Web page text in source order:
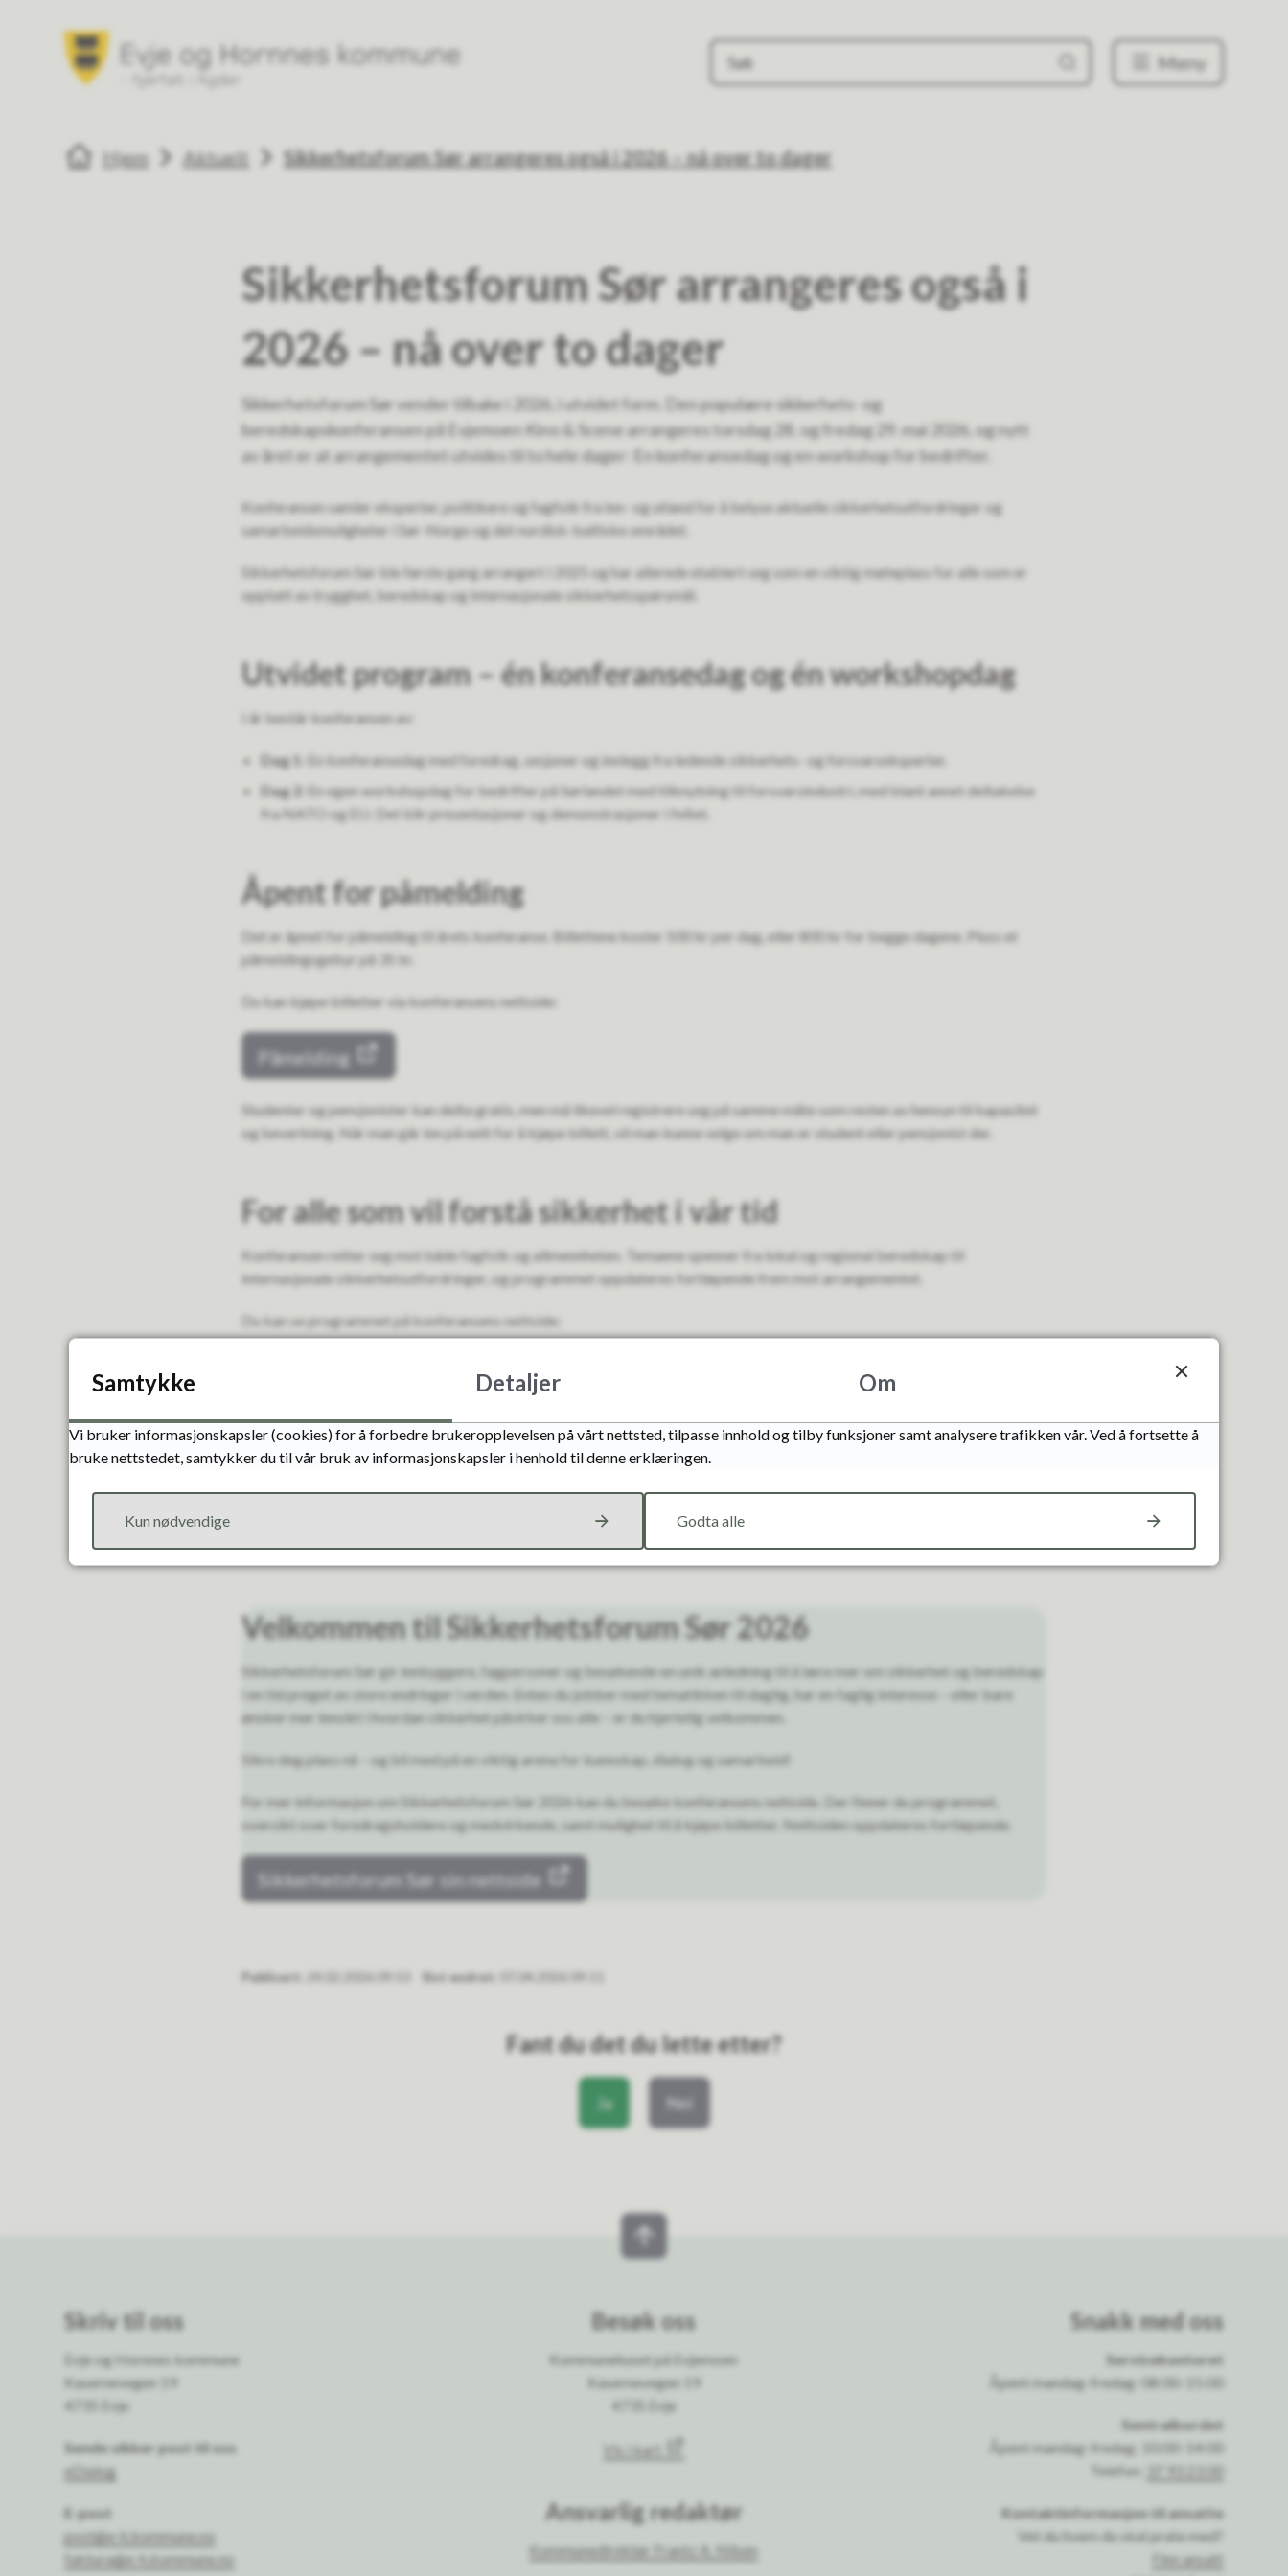
Evje og Hornnes kommune
Meny
Du er her:Hjem Aktuelt Sikkerhetsforum Sør arrangeres også i 2026 – nå over to dager
Sikkerhetsforum Sør arrangeres også i
2026 – nå over to dager
Sikkerhetsforum Sør vender tilbake i 2026, i utvidet form. Den populære sikkerhets- og
beredskapskonferansen på Evjemoen Kino & Scene arrangeres torsdag 28. og fredag 29. mai 2026, og nytt
av året er at arrangementet utvides til to hele dager: En konferansedag og en workshop for bedrifter.
Konferansen samler eksperter, politikere og fagfolk fra inn- og utland for å belyse aktuelle sikkerhetsutfordringer og
samarbeidsmuligheter i Sør-Norge og det nordisk-baltiske området.
Sikkerhetsforum Sør ble første gang arrangert i 2025 og har allerede etablert seg som en viktig møteplass for alle som er
opptatt av trygghet, beredskap og internasjonale sikkerhetsspørsmål.
Utvidet program – én konferansedag og én workshopdag
I år består konferansen av:
Dag 1: En konferansedag med foredrag, sesjoner og innlegg fra ledende sikkerhets- og forsvarseksperter.
Dag 2: En egen workshopdag for bedrifter på Sørlandet med tilknytning til forsvarsindustri, med blant annet deltakelse
fra NATO og EU. Det blir presentasjoner og demonstrasjoner i feltet.
Åpent for påmelding
Det er åpnet for påmelding til årets konferanse. Billettene koster 500 kr per dag, eller 800 kr for begge dagene. Pluss et
påmeldingsgebyr på 35 kr.
Du kan kjøpe billetter via konferansens nettside:
Påmelding
Studenter og pensjonister kan delta gratis, men må likevel registrere seg på samme måte som resten av hensyn til kapasitet
og bevertning. Når man går inn på nett for å kjøpe billett, vil man kunne velge om man er student eller pensjonist der.
For alle som vil forstå sikkerhet i vår tid
Konferansen retter seg mot både fagfolk og allmennheten. Temaene spenner fra lokal og regional beredskap til
internasjonale sikkerhetsutfordringer, og programmet oppdateres fortløpende frem mot arrangementet.
Du kan se programmet på konferansens nettside:
Praktisk informasjon
lokalet. Du kan lese mer om det praktiske rundt konferansen på nettsiden.
Velkommen til Sikkerhetsforum Sør 2026
Sikkerhetsforum Sør gir innbyggere, fagpersoner og besøkende en unik anledning til å lære mer om sikkerhet og beredskap
i en tid preget av store endringer i verden. Enten du jobber med tematikken til daglig, har en faglig interesse – eller bare
ønsker mer innsikt i hvordan sikkerhet påvirker oss alle – er du hjertelig velkommen.
Sikre deg plass nå – og bli med på en viktig arena for kunnskap, dialog og samarbeid!
For mer informasjon om Sikkerhetsforum Sør 2026 kan du besøke konferansens nettside. Der finner du programmet,
oversikt over foredragsholdere og medvirkende, samt mulighet til å kjøpe billetter. Nettsiden oppdateres fortløpende.
Sikkerhetsforum Sør sin nettside
Publisert 24.02.2026 09:53 Sist endret 07.04.2026 09:11
Fant du det du lette etter?
Ja Nei
Skriv til oss
Evje og Hornnes kommune
Kasernevegen 19
4735 Evje
Sende sikker post til oss
eDialog
E-post
post@e-h.kommune.no
faktura@e-h.kommune.no
Besøk oss
Kommunehuset på Evjemoen
Kasernevegen 19
4735 Evje
Vis i kart
Ansvarlig redaktør
Kommunedirektør Frantz A. Nilsen
Snakk med oss
Servicekontoret
Åpent mandag-fredag: 08:00-15:00
Sentralbordet
Åpent mandag-fredag: 10:00-14:00
Telefon:
37 93 23 00
Kontaktinformasjon til ansatte
Vet du hvem du skal prate med?
Finn ansatt
Samtykke Detaljer Om
Vi bruker informasjonskapsler (cookies) for å forbedre brukeropplevelsen på vårt nettsted, tilpasse innhold og tilby funksjoner samt analysere trafikken vår. Ved å fortsette å
bruke nettstedet, samtykker du til vår bruk av informasjonskapsler i henhold til denne erklæringen.
Kun nødvendige Godta alle